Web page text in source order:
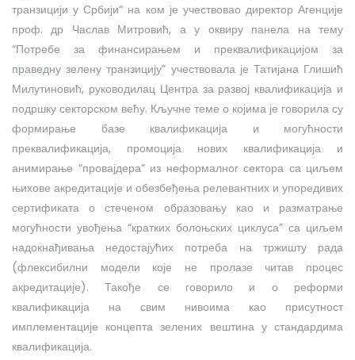
транзицији у Србији“ на ком је учествовао директор Агенције
проф. др Часлав Митровић, а у оквиру панела на тему
“Потребе за финансирањем и преквалификацијом за
праведну зелену транзицију” учествовала је Татијана Глишић
Милутиновић, руководилац Центра за развој квалификација и
подршку секторском већу. Кључне теме о којима је говорила су
формирање базе квалификација и могућности
преквалификација, промоција нових квалификација и
анимирање “провајдера” из неформалног сектора са циљем
њихове акредитације и обезбеђења релевантних и упоредивих
сертификата о стеченом образовању као и разматрање
могућности увођења “кратких болоњских циклуса” са циљем
надокнађивања недостајућих потреба на тржишту рада
(флексибилни модели које не пролазе читав процес
акредитације). Такође се говорило и о реформи
квалификација на свим нивоима као присутност
имплементације концепта зелених вештина у стандардима
квалификација.